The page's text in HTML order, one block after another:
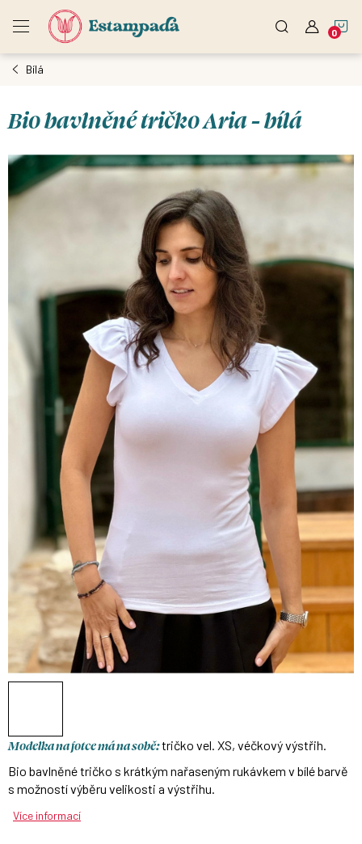
Bílá
Bio bavlněné tričko Aria - bílá
Modelka na fotce má na sobě:tričko vel. XS, véčkový výstřih.
Bio bavlněné tričko s krátkým nařaseným rukávkem v bílé barvě
s možností výběru velikosti a výstřihu.
Více informací